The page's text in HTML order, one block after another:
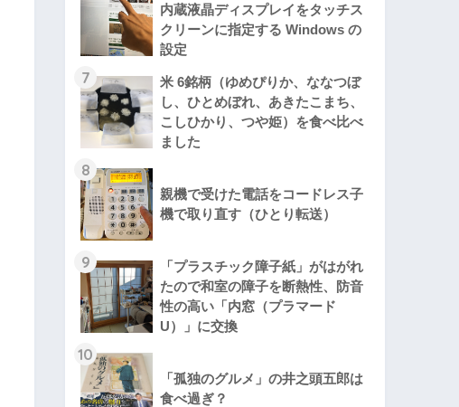
内蔵液晶ディスプレイをタッチス
クリーンに指定する Windows の
設定
7
米 6銘柄（ゆめぴりか、ななつぼ
し、ひとめぼれ、あきたこまち、
こしひかり、つや姫）を食べ比べ
ました
8
親機で受けた電話をコードレス子
機で取り直す（ひとり転送）
9
「プラスチック障子紙」がはがれ
たので和室の障子を断熱性、防音
性の高い「内窓（プラマード
U）」に交換
10
「孤独のグルメ」の井之頭五郎は
食べ過ぎ？